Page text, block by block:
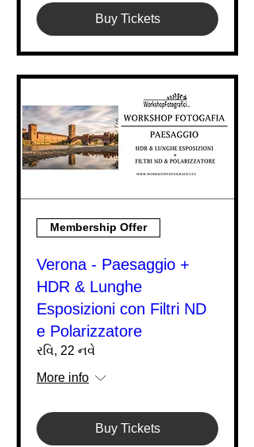
Buy Tickets
Membership Offer
Verona - Paesaggio +
HDR & Lunghe
Esposizioni con Filtri ND
e Polarizzatore
રવિ, 22 નવે
More info
Buy Tickets